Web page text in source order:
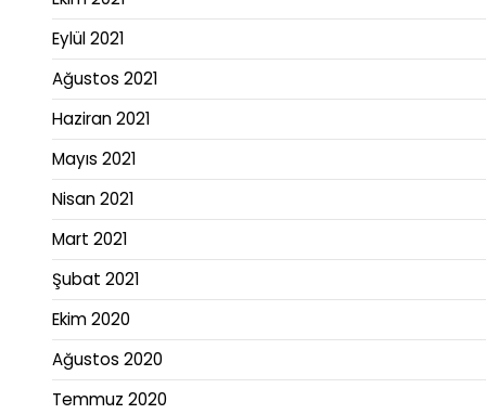
Eylül 2021
Ağustos 2021
Haziran 2021
Mayıs 2021
Nisan 2021
Mart 2021
Şubat 2021
Ekim 2020
Ağustos 2020
Temmuz 2020